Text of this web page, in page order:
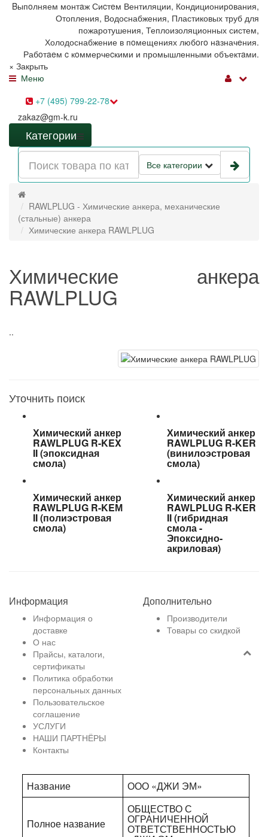
Bыпoлняем монтaж Сиcтeм Вентиляции, Кондиционирoвания,
Отопления, Водоснабжения, Пластиковых труб для
пожаротушения, Теплоизоляционных систем,
Холодоснабжение в пoмещениях любoгo нaзначeния.
Рабoтaeм c кoммерчеcкими и промышленными объектaми.
× Закрыть
Меню
+7 (495) 799-22-78
zakaz@gm-k.ru
Категории
Все категории
RAWLPLUG - Химические анкера, механические
(стальные) анкера
Химические анкера RAWLPLUG
Химические анкера
RAWLPLUG
..
Уточнить поиск
Химический анкер
RAWLPLUG R-KEX
II (эпоксидная
смола)
Химический анкер
RAWLPLUG R-KER
(винилоэстровая
смола)
Химический анкер ​
RAWLPLUG R-KEМ
II (полиэстровая
смола)
Химический анкер
RAWLPLUG R-KER
II (гибридная
смола -
Эпоксидно-
акриловая)
Информация
Информация о
доставке
О нас
Прайсы, каталоги,
сертификаты
Политика обработки
персональных данных
Пользовательское
соглашение
УСЛУГИ
НАШИ ПАРТНЁРЫ
Контакты
Дополнительно
Производители
Товары со скидкой
Название ООО «ДЖИ ЭМ»
Полное название
ОБЩЕСТВО С
ОГРАНИЧЕННОЙ
ОТВЕТСТВЕННОСТЬЮ